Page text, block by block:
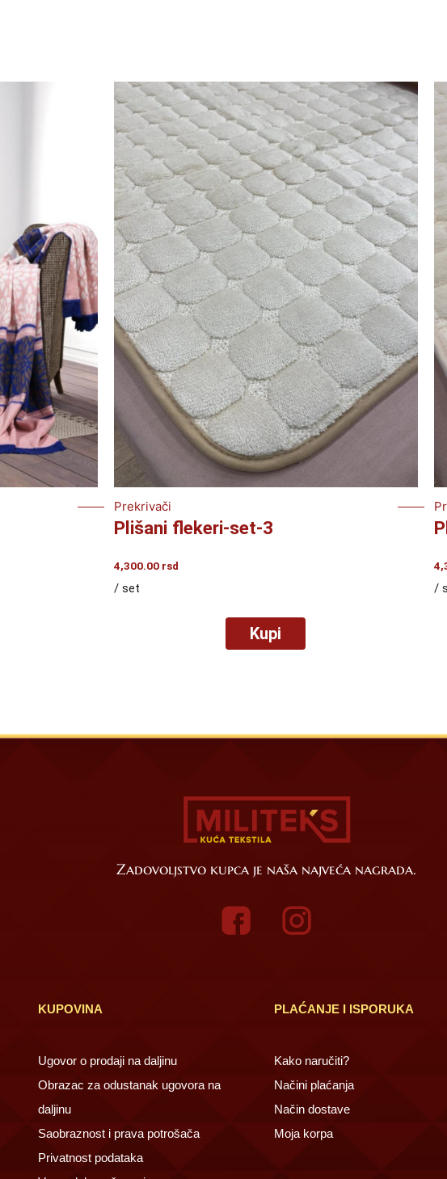
Prekrivači
Plišani flekeri-set-3
4,300.00rsd
/ set
Kupi
/
Zadovoljstvo kupca je naša najveća nagrada.
KUPOVINA
Ugovor o prodaji na daljinu
Obrazac za odustanak ugovora na
daljinu
Saobraznost i prava potrošača
Privatnost podataka
PLAĆANJE I ISPORUKA
Kako naručiti?
Načini plaćanja
Način dostave
Moja korpa